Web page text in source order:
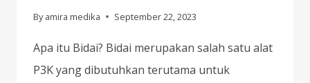
By amira medika September 22, 2023
Apa itu Bidai? Bidai merupakan salah satu alat
P3K yang dibutuhkan terutama untuk